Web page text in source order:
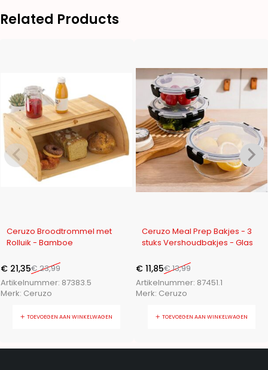
Related Products
Ceruzo Broodtrommel met
Rolluik - Bamboe
€23,99
€ 21,35
Artikelnummer: 87383.5
Merk: Ceruzo
TOEVOEGEN AAN WINKELWAGEN
Ceruzo Meal Prep Bakjes - 3
stuks Vershoudbakjes - Glas
€13,99
€ 11,85
Artikelnummer: 87451.1
Merk: Ceruzo
TOEVOEGEN AAN WINKELWAGEN